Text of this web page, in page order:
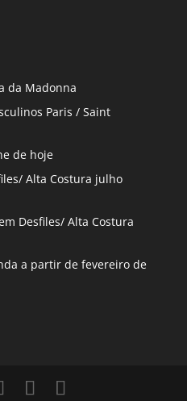
da Madonna
Paris / Saint
de hoje
Alta Costura julho
Desfiles/ Alta Costura
a partir de fevereiro de